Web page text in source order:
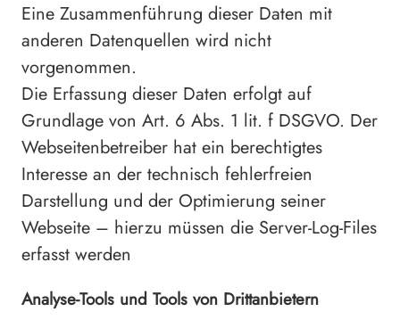
Eine Zusammenführung dieser Daten mit
anderen Datenquellen wird nicht
vorgenommen.
Die Erfassung dieser Daten erfolgt auf
Grundlage von Art. 6 Abs. 1 lit. f DSGVO. Der
Webseitenbetreiber hat ein berechtigtes
Interesse an der technisch fehlerfreien
Darstellung und der Optimierung seiner
Webseite – hierzu müssen die Server-Log-Files
erfasst werden
Analyse-Tools und Tools von Drittanbietern